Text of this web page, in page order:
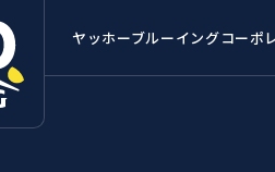
ヤッホーブルーイングコーポ